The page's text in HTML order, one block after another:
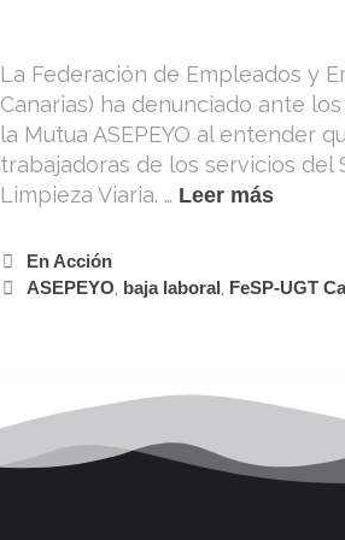
La Federación de Empleados y
Canarias) ha denunciado ante
la Mutua ASEPEYO al entender
trabajadoras de los servicios del
Limpieza Viaria. … Leer más
En Acción
ASEPEYO, baja laboral, FeSP-UGT